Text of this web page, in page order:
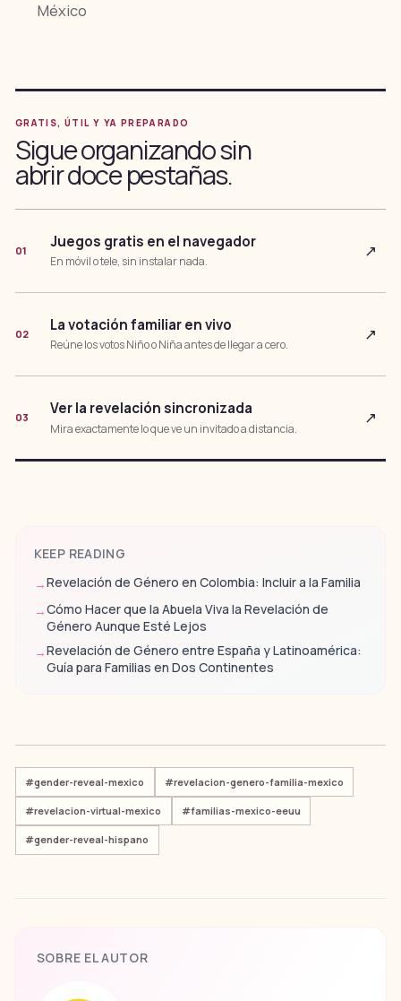
México
GRATIS, ÚTIL Y YA PREPARADO
Sigue organizando sin
abrir doce pestañas.
01 Juegos gratis en el navegador
En móvil o tele, sin instalar nada.
↗
02 La votación familiar en vivo
Reúne los votos Niño o Niña antes de llegar a cero.
↗
03 Ver la revelación sincronizada
Mira exactamente lo que ve un invitado a distancia.
↗
KEEP READING
→Revelación de Género en Colombia: Incluir a la Familia
→Cómo Hacer que la Abuela Viva la Revelación de
Género Aunque Esté Lejos
→Revelación de Género entre España y Latinoamérica:
Guía para Familias en Dos Continentes
#gender-reveal-mexico #revelacion-genero-familia-mexico
#revelacion-virtual-mexico #familias-mexico-eeuu
#gender-reveal-hispano
SOBRE EL AUTOR